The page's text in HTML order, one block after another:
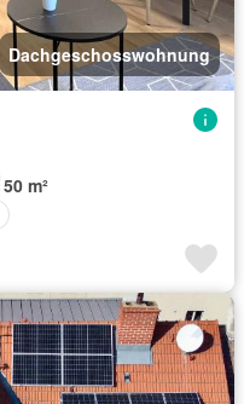
Dachgeschosswohnung
50 m²